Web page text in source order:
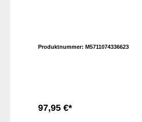
Produktnummer: M5711074336623
97,95 €*